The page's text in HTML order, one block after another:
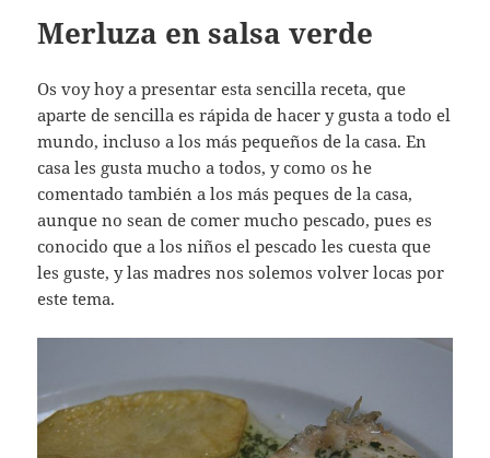
Merluza en salsa verde
Os voy hoy a presentar esta sencilla receta, que
aparte de sencilla es rápida de hacer y gusta a todo el
mundo, incluso a los más pequeños de la casa. En
casa les gusta mucho a todos, y como os he
comentado también a los más peques de la casa,
aunque no sean de comer mucho pescado, pues es
conocido que a los niños el pescado les cuesta que
les guste, y las madres nos solemos volver locas por
este tema.